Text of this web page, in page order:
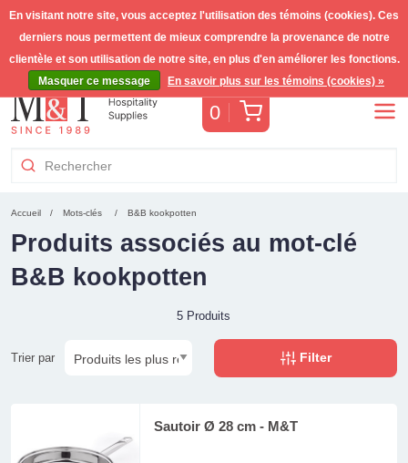
0 Panier
Accueil Mots-clés B&B kookpotten
Produits associés au mot-clé
B&B kookpotten
5 Produits
Trier par Filter
Sautoir Ø 28 cm - M&T
En visitant notre site, vous acceptez l'utilisation des témoins (cookies). Ces
derniers nous permettent de mieux comprendre la provenance de notre
clientèle et son utilisation de notre site, en plus d'en améliorer les fonctions.
Masquer ce message
En savoir plus sur les témoins (cookies) »